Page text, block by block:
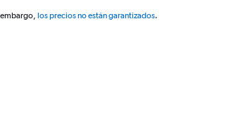
los precios no están garantizados.